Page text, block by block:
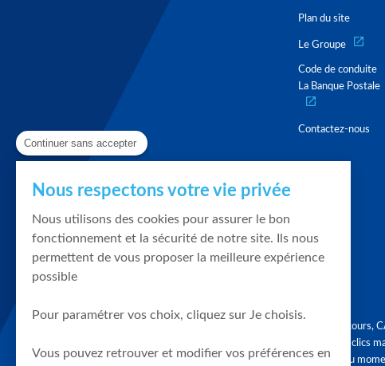
Plan du site
Le Groupe
Code de conduite
La Banque Postale
Contactez-nous
Graphique, cours,
en quelques clics
tendances du
Continuer sans accepter
Nous respectons votre vie privée
Nous utilisons des cookies pour assurer le bon
fonctionnement et la sécurité de notre site. Ils nous
permettent de vous proposer la meilleure expérience
possible
Pour paramétrer vos choix, cliquez sur Je choisis.
Vous pouvez retrouver et modifier vos préférences en